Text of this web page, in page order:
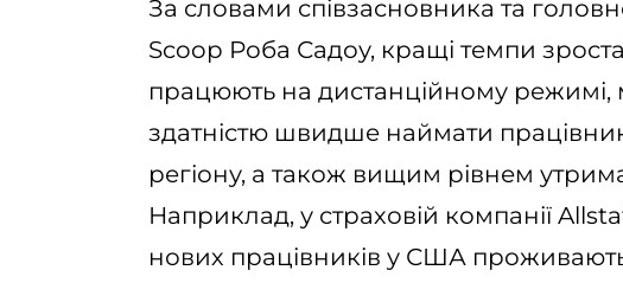
За словами співзасновника та
Scoop Роба Садоу, кращі темпи
працюють на дистанційному режимі,
здатністю швидше наймати
регіону, а також вищим рівнем
Наприклад, у страховій компанії
нових працівників у США